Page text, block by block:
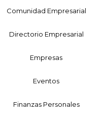
Comunidad Empresarial
Directorio Empresarial
Empresas
Eventos
Finanzas Personales